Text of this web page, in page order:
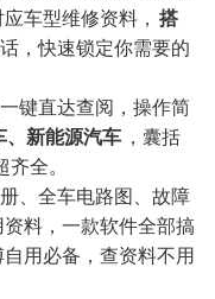
车型维修资料， 搭
，快速锁定你需要的
键直达查阅，操作简
、新能源汽车 ，囊括
全。
、全车电路图、故障
料，一款软件全部搞
用必备，查资料不用